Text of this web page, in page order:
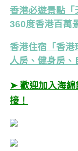
香港必遊景點「
360度香港百萬
香港住宿「香
人房、健身房、
➤ 歡迎加入海
接！